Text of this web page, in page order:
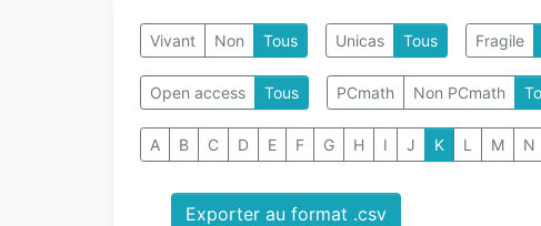
Vivant Non Tous Unicas Tous Fragile
Open access Tous PCmath Non PCmath
A B C D E F G H I J K L M N
Exporter au format .csv